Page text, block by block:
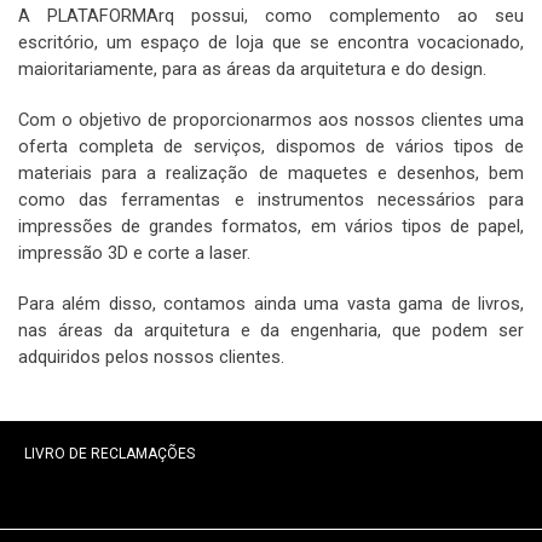
A PLATAFORMArq possui, como complemento ao seu
escritório, um espaço de loja que se encontra vocacionado,
maioritariamente, para as áreas da arquitetura e do design.
Com o objetivo de proporcionarmos aos nossos clientes uma
oferta completa de serviços, dispomos de vários tipos de
materiais para a realização de maquetes e desenhos, bem
como das ferramentas e instrumentos necessários para
impressões de grandes formatos, em vários tipos de papel,
impressão 3D e corte a laser.
Para além disso, contamos ainda uma vasta gama de livros,
nas áreas da arquitetura e da engenharia, que podem ser
adquiridos pelos nossos clientes.
LIVRO DE RECLAMAÇÕES